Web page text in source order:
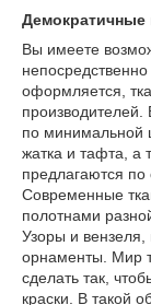
Вы имеете
оформляется,
по минимальной
жатка и тафта, а
предлагаются
Современные
полотнами
Узоры и
орнаменты. Мир
сделать так,
краски. В такой